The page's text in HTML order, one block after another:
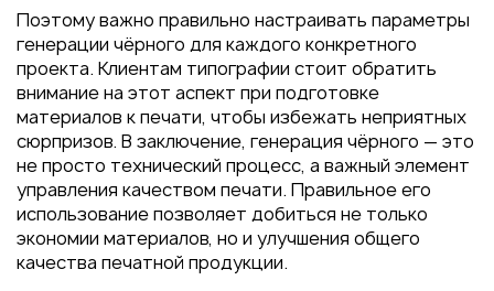
Поэтому важно правильно настраивать параметры
генерации чёрного для каждого конкретного
проекта. Клиентам типографии стоит обратить
внимание на этот аспект при подготовке
материалов к печати, чтобы избежать неприятных
сюрпризов. В заключение, генерация чёрного — это
не просто технический процесс, а важный элемент
управления качеством печати. Правильное его
использование позволяет добиться не только
экономии материалов, но и улучшения общего
качества печатной продукции.